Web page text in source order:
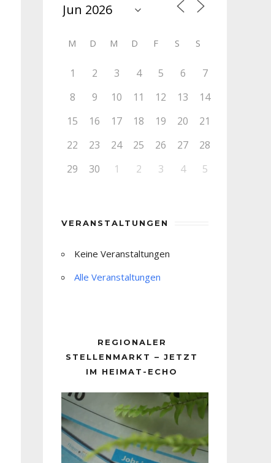
M D M D F S S
1 2 3 4 5 6
7
8
9 10 11 12 13
14
15
16 17 18 19 20
21
22
23 24 25 26 27
28
29
30 1 2 3 4 5
VERANSTALTUNGEN
Keine Veranstaltungen
Alle Veranstaltungen
REGIONALER
STELLENMARKT – JETZT
IM HEIMAT-ECHO
Player